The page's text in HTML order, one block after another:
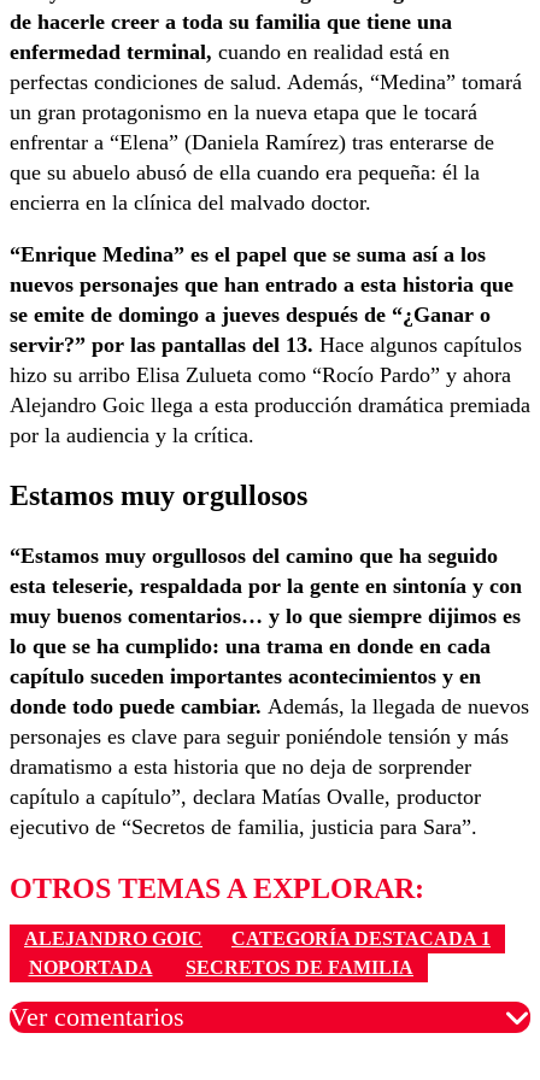
de hacerle creer a toda su familia que tiene una
enfermedad terminal, cuando en realidad está en
perfectas condiciones de salud. Además, “Medina” tomará
un gran protagonismo en la nueva etapa que le tocará
enfrentar a “Elena” (Daniela Ramírez) tras enterarse de
que su abuelo abusó de ella cuando era pequeña: él la
encierra en la clínica del malvado doctor.
“Enrique Medina” es el papel que se suma así a los
nuevos personajes que han entrado a esta historia que
se emite de domingo a jueves después de “¿Ganar o
servir?” por las pantallas del 13. Hace algunos capítulos
hizo su arribo Elisa Zulueta como “Rocío Pardo” y ahora
Alejandro Goic llega a esta producción dramática premiada
por la audiencia y la crítica.
Estamos muy orgullosos
“Estamos muy orgullosos del camino que ha seguido
esta teleserie, respaldada por la gente en sintonía y con
muy buenos comentarios… y lo que siempre dijimos es
lo que se ha cumplido: una trama en donde en cada
capítulo suceden importantes acontecimientos y en
donde todo puede cambiar. Además, la llegada de nuevos
personajes es clave para seguir poniéndole tensión y más
dramatismo a esta historia que no deja de sorprender
capítulo a capítulo”, declara Matías Ovalle, productor
ejecutivo de “Secretos de familia, justicia para Sara”.
OTROS TEMAS A EXPLORAR:
ALEJANDRO GOIC
CATEGORÍA DESTACADA 1
NOPORTADA
SECRETOS DE FAMILIA
Ver comentarios